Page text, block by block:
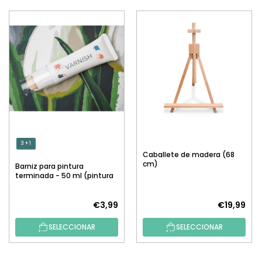
3 + 1
Barniz para pintura
terminada - 50 ml (pintura
€3,99
SELECCIONAR
Caballete de madera (68
cm)
€19,99
SELECCIONAR